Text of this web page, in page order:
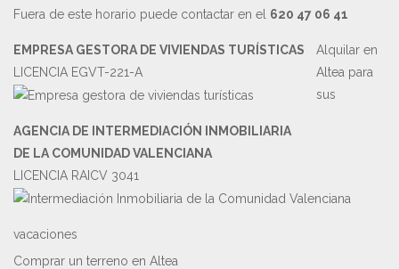
Fuera de este horario puede contactar en el 620 47 06 41
EMPRESA GESTORA DE VIVIENDAS TURÍSTICAS
LICENCIA EGVT-221-A
AGENCIA DE INTERMEDIACIÓN INMOBILIARIA
DE LA COMUNIDAD VALENCIANA
LICENCIA RAICV 3041
Alquilar en
Altea para
sus
vacaciones
Comprar un terreno en Altea